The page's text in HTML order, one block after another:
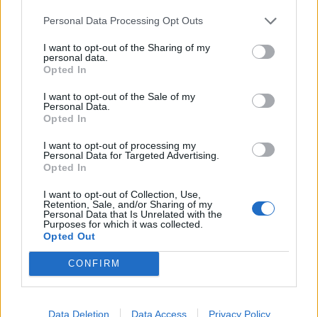
Personal Data Processing Opt Outs
I want to opt-out of the Sharing of my
personal data.
Opted In
I want to opt-out of the Sale of my
Personal Data.
Opted In
I want to opt-out of processing my
Personal Data for Targeted Advertising.
Opted In
I want to opt-out of Collection, Use,
Retention, Sale, and/or Sharing of my
Personal Data that Is Unrelated with the
Purposes for which it was collected.
Opted Out
CONFIRM
Data Deletion Data Access Privacy Policy